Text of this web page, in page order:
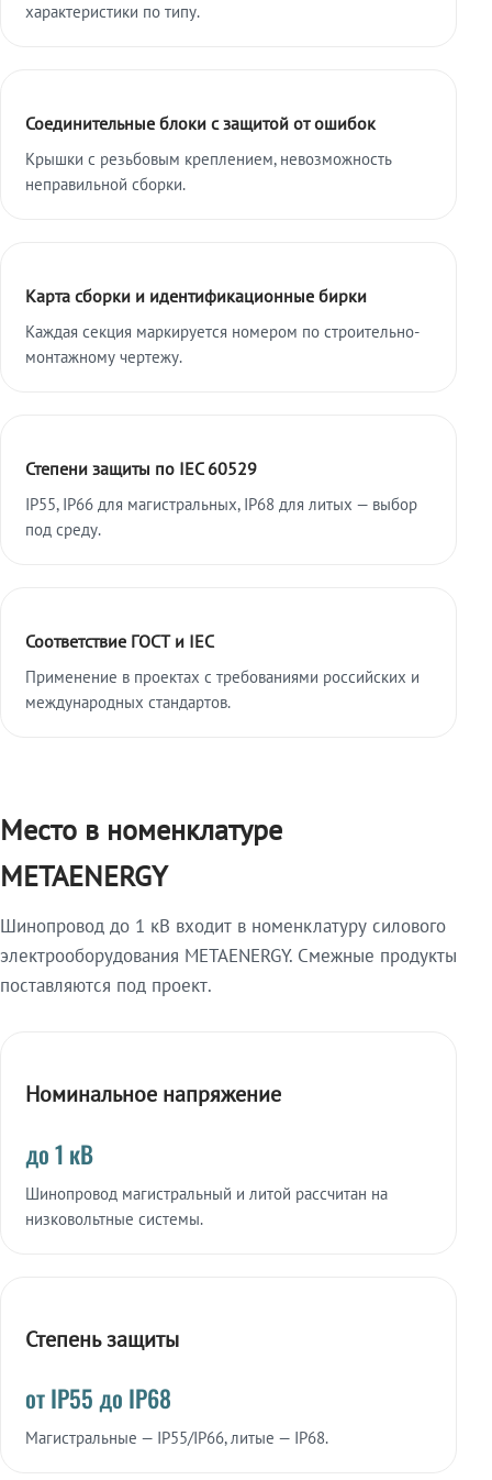
характеристики по типу.
Соединительные блоки с защитой от ошибок
Крышки с резьбовым креплением, невозможность
неправильной сборки.
Карта сборки и идентификационные бирки
Каждая секция маркируется номером по строительно-
монтажному чертежу.
Степени защиты по IEC 60529
IP55, IP66 для магистральных, IP68 для литых — выбор
под среду.
Соответствие ГОСТ и IEC
Применение в проектах с требованиями российских и
международных стандартов.
Место в номенклатуре
METAENERGY
Шинопровод до 1 кВ входит в номенклатуру силового
электрооборудования METAENERGY. Смежные продукты
поставляются под проект.
Номинальное напряжение
до 1 кВ
Шинопровод магистральный и литой рассчитан на
низковольтные системы.
Степень защиты
от IP55 до IP68
Магистральные — IP55/IP66, литые — IP68.